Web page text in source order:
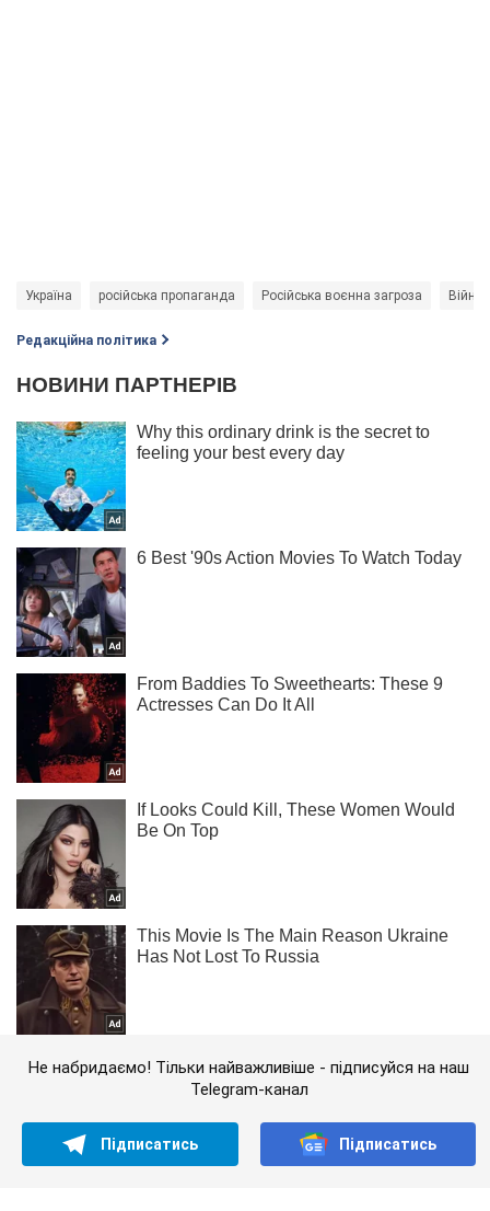
Україна російська пропаганда Російська воєнна загроза Війна
Редакційна політика
Не набридаємо! Тільки найважливіше - підписуйся на наш
Telegram-канал
Підписатись Підписатись